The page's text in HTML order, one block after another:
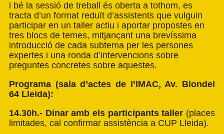
i bé la sessió de treball és oberta a tothom, es
tracta d’un format reduït d’assistents que vulguin
participar en un taller actiu i aportar propostes en
tres blocs de temes, mitjançant una brevíssima
introducció de cada subtema per les persones
expertes i una ronda d’intervencions sobre
preguntes concretes sobre aquestes.
Programa (sala d’actes de l’IMAC, Av. Blondel
64 Lleida):
14.30h.- Dinar amb els participants taller (places
limitades, cal confirmar assistència a CUP Lleida).